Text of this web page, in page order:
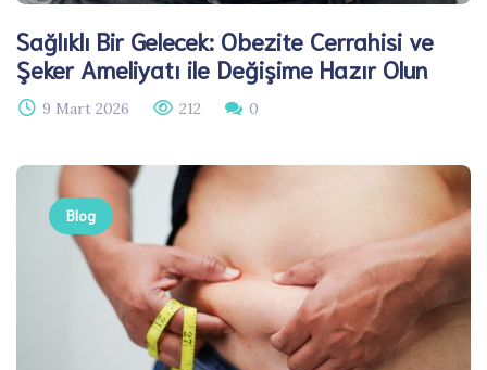
Sağlıklı Bir Gelecek: Obezite Cerrahisi ve
Şeker Ameliyatı ile Değişime Hazır Olun
9 Mart 2026 212 0
Blog